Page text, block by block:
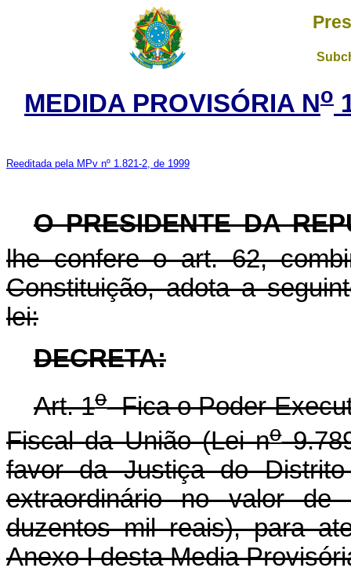
MEDIDA PROVISÓRIA No
Reeditada pela MPv nº 1.821-2, de 1999
O PRESIDENTE DA
lhe confere o art. 62,
Constituição, adota a
lei:
DECRETA:
Art. 1oFica o Poder
Fiscal da União (Lei no
favor da Justiça do
extraordinário no valor de
duzentos mil reais), para
Anexo I desta Media